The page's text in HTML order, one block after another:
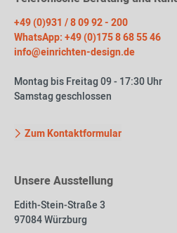
+49 (0)931 / 8 09 92 - 200
WhatsApp: +49 (0)175 8 68 55 46
info@einrichten-design.de
Montag bis Freitag 09 - 17:30 Uhr
Samstag geschlossen
Zum Kontaktformular
Unsere Ausstellung
Edith-Stein-Straße 3
97084 Würzburg